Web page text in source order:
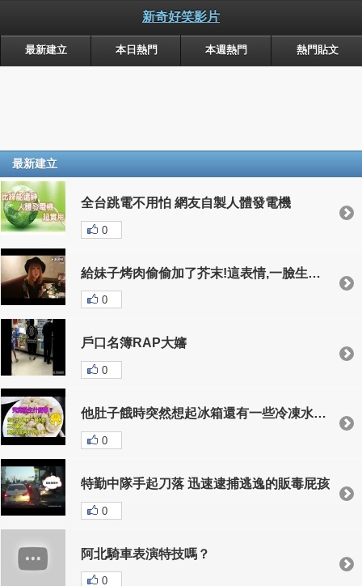
新奇好笑影片
最新建立 本日熱門 本週熱門 熱門貼文
最新建立
全台跳電不用怕 網友自製人體發電機
0
給妹子烤肉偷偷加了芥末!這表情,一臉生無可戀啊
0
戶口名簿RAP大嬸
0
他肚子餓時突然想起冰箱還有一些冷凍水餃，但是丟入鍋裡煮3分鐘後「水餃居然全部消失」
0
特勤中隊手起刀落 迅速逮捕逃逸的販毒屁孩
0
阿北騎車表演特技嗎？
0